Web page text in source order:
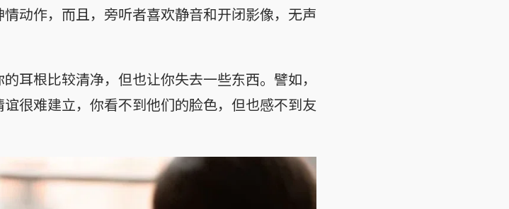
动作，而且，旁听者喜欢静音和开闭影像，无声
耳根比较清净，但也让你失去一些东西。譬如，
很难建立，你看不到他们的脸色，但也感不到友